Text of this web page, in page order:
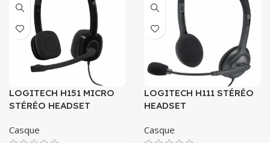
LOGITECH H151 MICRO
STÉRÉO HEADSET
Casque
LOGITECH H111 STÉRÉO
HEADSET
Casque